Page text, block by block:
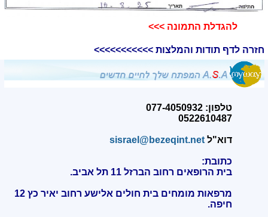
חזרה לדף תודות והמלצות >>>>>>>>>>>
להגדלת התמונה >>>​
טלפון: 077-4050932
0522610487
דוא"לsisrael@bezeqint.net
כתובת:
בית הרופאים רחוב הברזל 11 תל אביב.
מרפאות מומחים בית חולים אלישע רחוב יאיר כץ 12
חיפה.